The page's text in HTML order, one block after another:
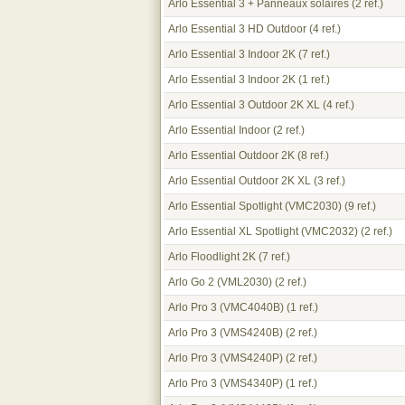
Arlo Essential 3 + Panneaux solaires (2 ref.)
Arlo Essential 3 HD Outdoor (4 ref.)
Arlo Essential 3 Indoor 2K (7 ref.)
Arlo Essential 3 Indoor 2K (1 ref.)
Arlo Essential 3 Outdoor 2K XL (4 ref.)
Arlo Essential Indoor (2 ref.)
Arlo Essential Outdoor 2K (8 ref.)
Arlo Essential Outdoor 2K XL (3 ref.)
Arlo Essential Spotlight (VMC2030) (9 ref.)
Arlo Essential XL Spotlight (VMC2032) (2 ref.)
Arlo Floodlight 2K (7 ref.)
Arlo Go 2 (VML2030) (2 ref.)
Arlo Pro 3 (VMC4040B) (1 ref.)
Arlo Pro 3 (VMS4240B) (2 ref.)
Arlo Pro 3 (VMS4240P) (2 ref.)
Arlo Pro 3 (VMS4340P) (1 ref.)